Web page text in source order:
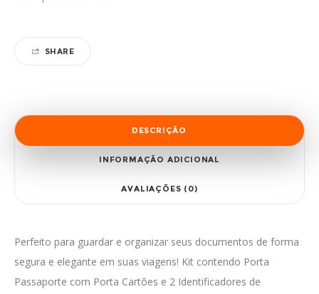
SHARE
DESCRIÇÃO
INFORMAÇÃO ADICIONAL
AVALIAÇÕES (0)
Perfeito para guardar e organizar seus documentos de forma
segura e elegante em suas viagens! Kit contendo Porta
Passaporte com Porta Cartões e 2 Identificadores de